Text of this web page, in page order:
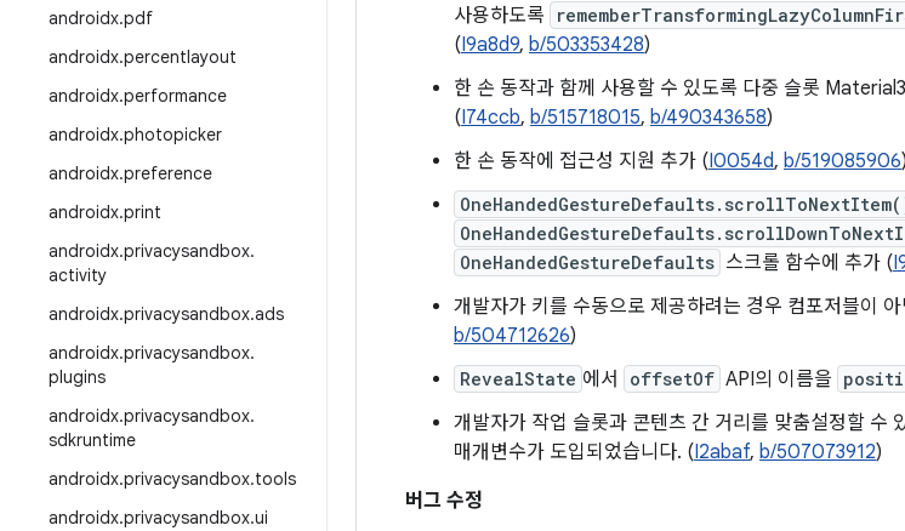
androidx.pdf
androidx.percentlayout
androidx.performance
androidx.photopicker
androidx.preference
androidx.print
androidx.privacysandbox.
activity
androidx.privacysandbox.ads
androidx.privacysandbox.
plugins
androidx.privacysandbox.
sdkruntime
androidx.privacysandbox.tools
androidx.privacysandbox.ui
사용하도록
(I9a8d9, b/503353428)
한 손 동작과 함께 사용할 수 있도록 다중 슬롯
(I74ccb, b/515718015, b/490343658)
한 손 동작에 접근성 지원 추가 (I0054d, b/519085906)
OneHandedGestureDefaults 스크롤 함수에 추가 (
개발자가 키를 수동으로 제공하려는 경우 컴포저블이 아
b/504712626)
RevealState 에서 offsetOf API의 이름을
개발자가 작업 슬롯과 콘텐츠 간 거리를 맞춤설정할 수
매개변수가 도입되었습니다. (I2abaf, b/507073912)
버그 수정